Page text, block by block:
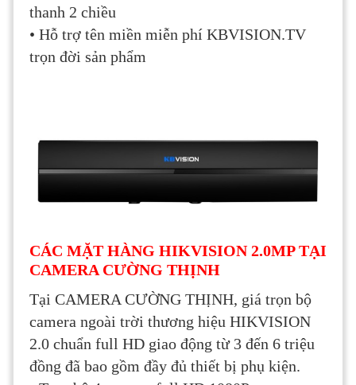
thanh 2 chiều
• Hỗ trợ tên miền miễn phí KBVISION.TV
trọn đời sản phẩm
CÁC MẶT HÀNG HIKVISION 2.0MP TẠI
CAMERA CƯỜNG THỊNH
Tại CAMERA CƯỜNG THỊNH, giá trọn bộ
camera ngoài trời thương hiệu HIKVISION
2.0 chuẩn full HD giao động từ 3 đến 6 triệu
đồng đã bao gồm đầy đủ thiết bị phụ kiện.